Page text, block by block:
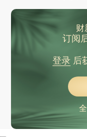
财
订阅
登录后